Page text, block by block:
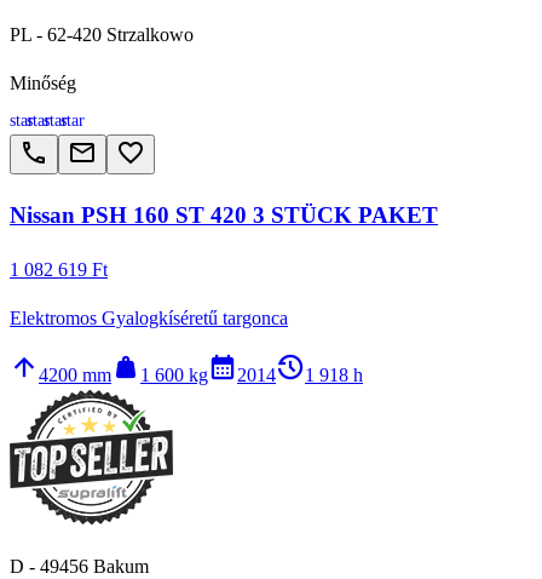
PL - 62-420 Strzalkowo
Minőség
starstarstarstar
call email favorite_border
Nissan PSH 160 ST 420 3 STÜCK PAKET
1 082 619 Ft
Elektromos Gyalogkíséretű targonca
arrow_upward 4200 mm weight 1 600 kgcalendar_month2014history_21 918 h
D - 49456 Bakum